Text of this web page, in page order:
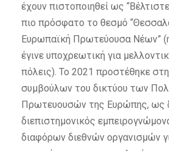
έχουν πιστοποιηθεί ως
πιο πρόσφατο το θεσμό
Ευρωπαϊκή Πρωτεύουσα Νέων”
έγινε υποχρεωτική για
πόλεις). Το 2021 προστέθηκε
συμβούλων του δικτύου των
Πρωτευουσών της Ευρώπης, ως
διεπιστημονικός
διαφόρων διεθνών οργανισμών